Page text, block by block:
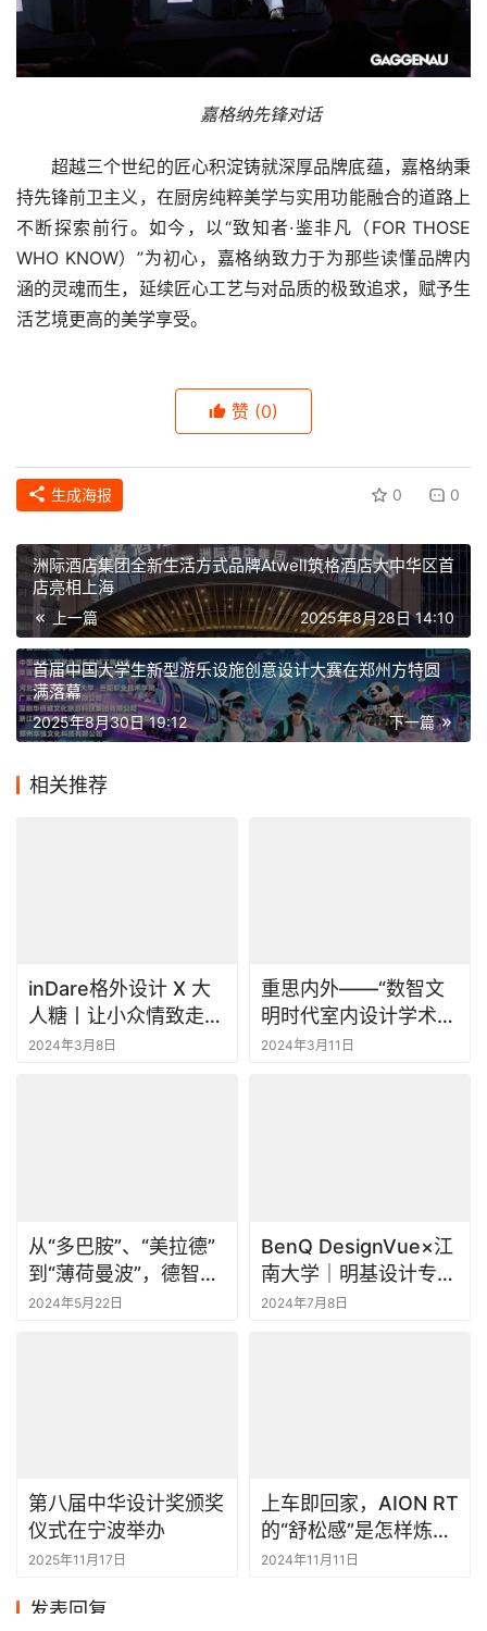
嘉格纳先锋对话
超越三个世纪的匠心积淀铸就深厚品牌底蕴，嘉格纳秉
持先锋前卫主义，在厨房纯粹美学与实用功能融合的道路上
不断探索前行。如今，以“致知者·鉴非凡（FOR THOSE
WHO KNOW）”为初心，嘉格纳致力于为那些读懂品牌内
涵的灵魂而生，延续匠心工艺与对品质的极致追求，赋予生
活艺境更高的美学享受。
赞 (0)
生成海报 0 0
洲际酒店集团全新生活方式品牌Atwell筑格酒店大中华区首
店亮相上海
上一篇 2025年8月28日 14:10
首届中国大学生新型游乐设施创意设计大赛在郑州方特圆
满落幕
下一篇
2025年8月30日 19:12
相关推荐
inDare格外设计 X 大
人糖丨让小众情致走向
大众视野
2024年3月8日
重思内外——“数智文
明时代室内设计学术研
讨会”顺利召开
2024年3月11日
从“多巴胺”、“美拉德”
到“薄荷曼波”，德智家
最新家装潮流解析
2024年5月22日
BenQ DesignVue×江
南大学｜明基设计专显
走进数字媒体艺术专业
2024年7月8日
第八届中华设计奖颁奖
仪式在宁波举办
2025年11月17日
上车即回家，AION RT
的“舒松感”是怎样炼成
的？
2024年11月11日
发表回复